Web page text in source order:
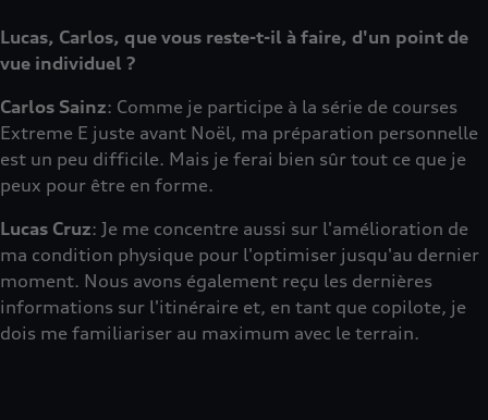
Lucas, Carlos, que vous reste-t-il à faire, d'un point de
vue individuel ?
Carlos Sainz: Comme je participe à la série de courses
Extreme E juste avant Noël, ma préparation personnelle
est un peu difficile. Mais je ferai bien sûr tout ce que je
peux pour être en forme.
Lucas Cruz: Je me concentre aussi sur l'amélioration de
ma condition physique pour l'optimiser jusqu'au dernier
moment. Nous avons également reçu les dernières
informations sur l'itinéraire et, en tant que copilote, je
dois me familiariser au maximum avec le terrain.